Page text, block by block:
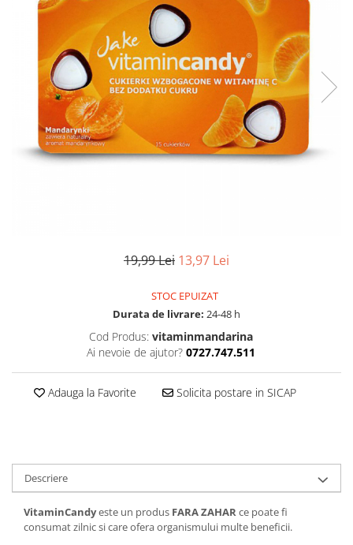
Pulsoximetre
Pulsoximetre de deget
Pulsoximetre profesionale
Accesorii
Monitorizare medicala
Stetoscoape
Spirometre
Ingrijire personala & cosmetice
Ingrijire personala
Ingrjire faciala
Igiena dentara
Periute de dinti electrice
Irigatoare bucale
Accesorii si rezerve
19,99 Lei 13,97 Lei
STOC EPUIZAT
Durata de livrare: 24-48 h
Cod Produs: vitaminmandarina
Ai nevoie de ajutor? 0727.747.511
Adauga la Favorite Solicita postare in SICAP
Descriere
VitaminCandyeste un produs FARA ZAHARce poate fi
consumat zilnic si care ofera organismului multe beneficii.